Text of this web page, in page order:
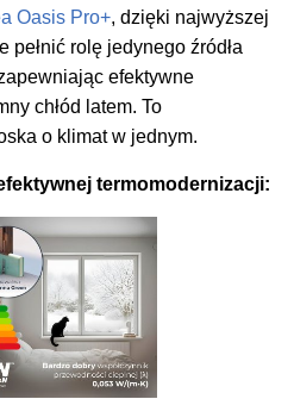
Oasis Pro+, dzięki najwyższej
pełnić rolę jedynego źródła
efektywne
chłód latem. To
o klimat w jednym.
termomodernizacji: